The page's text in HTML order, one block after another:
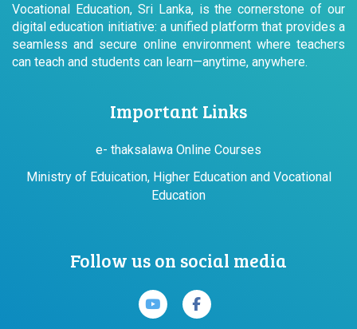
Vocational Education, Sri Lanka, is the cornerstone of our
digital education initiative: a unified platform that provides a
seamless and secure online environment where teachers
can teach and students can learn—anytime, anywhere.
Important Links
e- thaksalawa Online Courses
Ministry of Eduication, Higher Education and Vocational
Education
Follow us on social media